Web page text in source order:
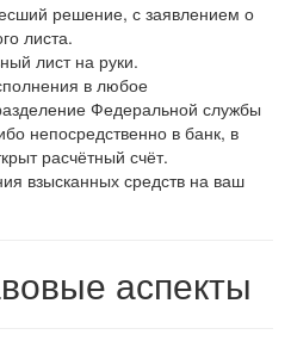
решение, с заявлением о
листа.
лист на руки.
в любое
Федеральной службы
непосредственно в банк, в
расчётный счёт.
взысканных средств на ваш
аспекты